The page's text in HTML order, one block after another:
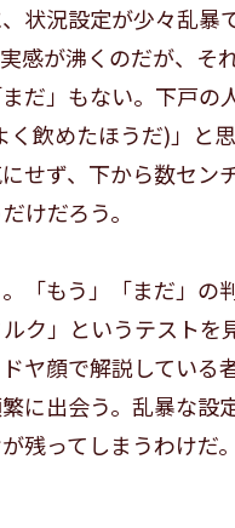
状況設定が少々乱
感が沸くのだが、そ
だ」もない。下戸
飲めたほうだ)」と
せず、下から数セ
けだろう。
「もう」「まだ」
ク」というテスト
ヤ顔で解説してい
に出会う。乱暴な
残ってしまうわけだ。